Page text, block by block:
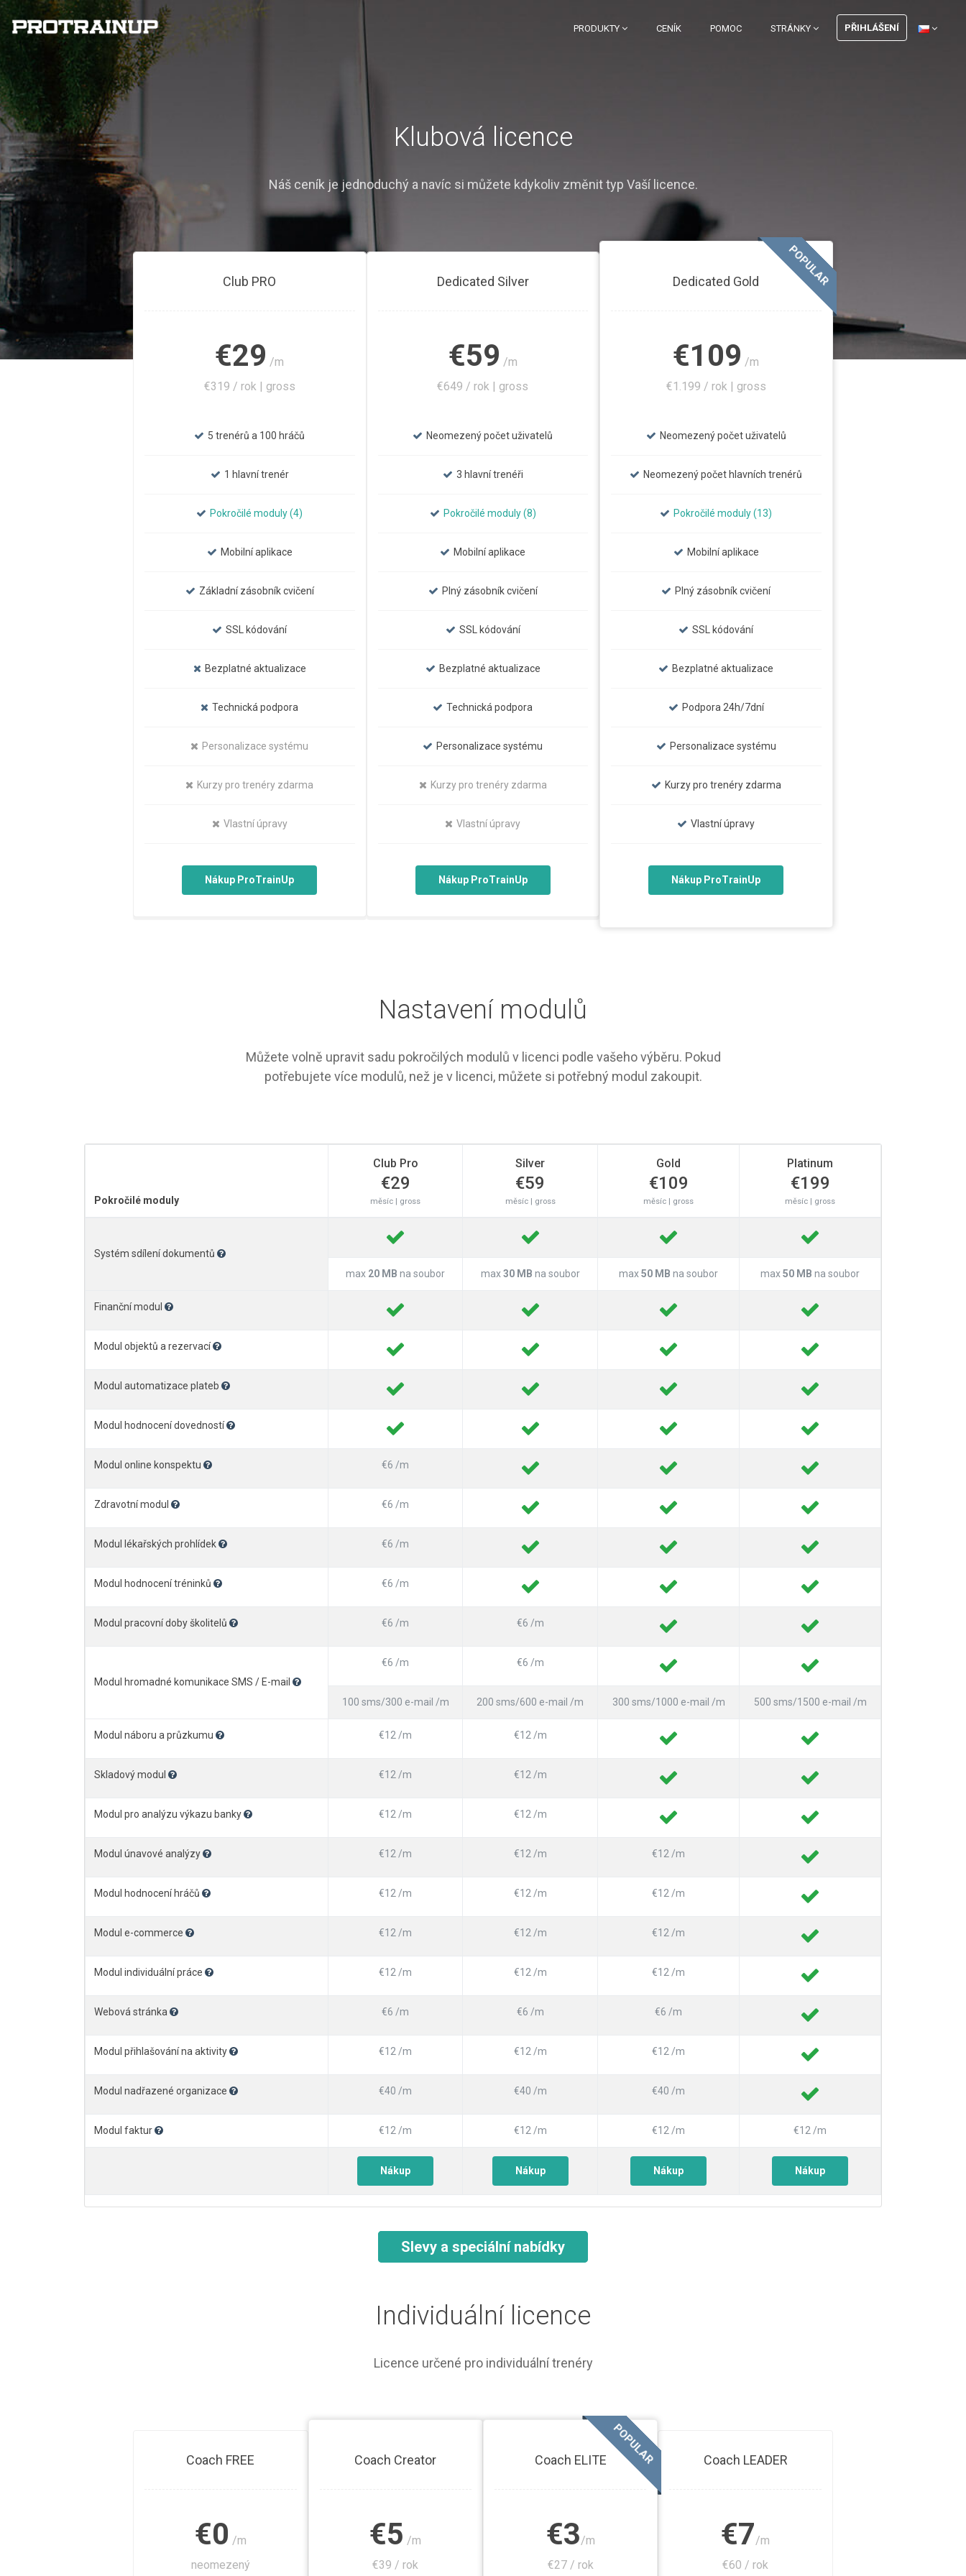
PRODUKTY CENÍK POMOC STRÁNKY PŘIHLÁŠENÍ
Klubová licence
Náš ceník je jednoduchý a navíc si můžete kdykoliv změnit typ Vaší licence.
Club PRO
€29 /m
€319 / rok | gross
5 trenérů a 100 hráčů
1 hlavní trenér
Pokročilé moduly (4)
Mobilní aplikace
Základní zásobník cvičení
SSL kódování
Bezplatné aktualizace
Technická podpora
Personalizace systému
Kurzy pro trenéry zdarma
Vlastní úpravy
Nákup ProTrainUp
Dedicated Silver
€59 /m
€649 / rok | gross
Neomezený počet uživatelů
3 hlavní trenéři
Pokročilé moduly (8)
Mobilní aplikace
Plný zásobník cvičení
SSL kódování
Bezplatné aktualizace
Technická podpora
Personalizace systému
Kurzy pro trenéry zdarma
Vlastní úpravy
Nákup ProTrainUp
Dedicated Gold
€109 /m
€1.199 / rok | gross
Neomezený počet uživatelů
Neomezený počet hlavních trenérů
Pokročilé moduly (13)
Mobilní aplikace
Plný zásobník cvičení
SSL kódování
Bezplatné aktualizace
Podpora 24h/7dní
Personalizace systému
Kurzy pro trenéry zdarma
Vlastní úpravy
Nákup ProTrainUp
POPULAR
Nastavení modulů
Můžete volně upravit sadu pokročilých modulů v licenci podle vašeho výběru. Pokud
potřebujete více modulů, než je v licenci, můžete si potřebný modul zakoupit.
Pokročilé moduly
Club Pro
€29
měsíc | gross
Silver
€59
měsíc | gross
Gold
€109
měsíc | gross
Platinum
€199
měsíc | gross
Systém sdílení dokumentů
max 20 MB na soubor max30 MB na soubor max50 MB na soubor max50 MB na soubor
Finanční modul
Modul objektů a rezervací
Modul automatizace plateb
Modul hodnocení dovedností
Modul online konspektu €6 /m
Zdravotní modul €6 /m
Modul lékařských prohlídek €6 /m
Modul hodnocení tréninků €6 /m
Modul pracovní doby školitelů €6 /m €6 /m
Modul hromadné komunikace SMS / E-mail
€6 /m €6 /m
100 sms/300 e-mail /m 200 sms/600 e-mail /m 300 sms/1000 e-mail /m 500 sms/1500 e-mail /m
Modul náboru a průzkumu €12 /m €12 /m
Skladový modul €12 /m €12 /m
Modul pro analýzu výkazu banky €12 /m €12 /m
Modul únavové analýzy €12 /m €12 /m €12 /m
Modul hodnocení hráčů €12 /m €12 /m €12 /m
Modul e-commerce €12 /m €12 /m €12 /m
Modul individuální práce €12 /m €12 /m €12 /m
Webová stránka €6 /m €6 /m €6 /m
Modul přihlašování na aktivity €12 /m €12 /m €12 /m
Modul nadřazené organizace €40 /m €40 /m €40 /m
Modul faktur €12 /m €12 /m €12 /m €12 /m
Nákup Nákup Nákup Nákup
Slevy a speciální nabídky
Individuální licence
Licence určené pro individuální trenéry
Coach FREE
€0 /m
neomezený
Coach Creator
€5 /m
€39 / rok
Coach ELITE
€3/m
€27 / rok
POPULAR Coach LEADER
€7/m
€60 / rok